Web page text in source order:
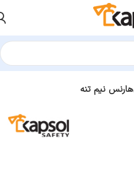
هارنس نیم تنه